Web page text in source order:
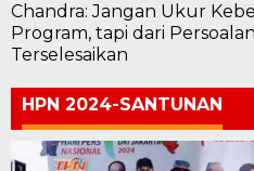
Chandra: Jangan Ukur
Program, tapi dari
Terselesaikan
HPN 2024-SANTUNAN